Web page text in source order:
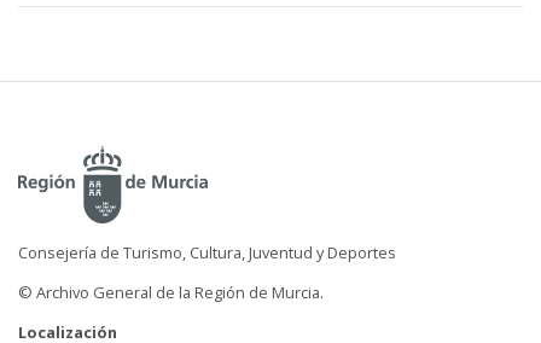
Consejería de Turismo, Cultura, Juventud y Deportes
© Archivo General de la Región de Murcia.
Localización